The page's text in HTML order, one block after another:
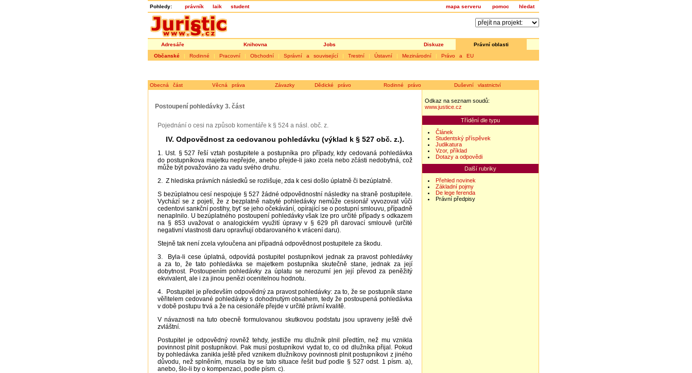
Pohledy: právník laik student mapa serveru pomoc hledat
Adresáře Knihovna Jobs Diskuze
Právní oblasti
Občanské | Rodinné | Pracovní | Obchodní | Správní a související | Trestní | Ústavní | Mezinárodní | Právo a EU
Obecná část Věcná práva Závazky Dědické právo Rodinné právo Duševní vlastnictví
Postoupení pohledávky 3. část
Pojednání o cesi na způsob komentáře k § 524 a násl. obč. z.
IV. Odpovědnost za cedovanou pohledávku (výklad k § 527 obč. z.).
1. Ust. § 527 řeší vztah postupitele a postupníka pro případy, kdy cedovaná pohledávka
do postupníkova majetku nepřejde, anebo přejde-li jako zcela nebo zčásti nedobytná, což
může být považováno za vadu svého druhu.
2. Z hlediska právních následků se rozlišuje, zda k cesi došlo úplatně či bezúplatně.
S bezúplatnou cesí nespojuje § 527 žádné odpovědnostní následky na straně postupitele.
Vychází se z pojetí, že z bezplatně nabyté pohledávky nemůže cesionář vyvozovat vůči
cedentovi sankční postihy, byť se jeho očekávání, opírající se o postupní smlouvu, případně
nenaplnilo. U bezúplatného postoupení pohledávky však lze pro určité případy s odkazem
na § 853 uvažovat o analogickém využití úpravy v § 629 při darovací smlouvě (určité
negativní vlastnosti daru opravňují obdarovaného k vrácení daru).
Stejně tak není zcela vyloučena ani případná odpovědnost postupitele za škodu.
3. Byla-li cese úplatná, odpovídá postupitel postupníkovi jednak za pravost pohledávky
a za to, že tato pohledávka se majetkem postupníka skutečně stane, jednak za její
dobytnost. Postoupením pohledávky za úplatu se nerozumí jen její převod za peněžitý
ekvivalent, ale i za jinou penězi ocenitelnou hodnotu.
4. Postupitel je především odpovědný za pravost pohledávky: za to, že se postupník stane
věřitelem cedované pohledávky s dohodnutým obsahem, tedy že postoupená pohledávka
v době postupu trvá a že na cesionáře přejde v určité právní kvalitě.
V návaznosti na tuto obecně formulovanou skutkovou podstatu jsou upraveny ještě dvě
zvláštní.
Postupitel je odpovědný rovněž tehdy, jestliže mu dlužník plnil předtím, než mu vznikla
povinnost plnit postupníkovi. Pak musí postupníkovi vydat to, co od dlužníka přijal. Pokud
by pohledávka zanikla ještě před vznikem dlužníkovy povinnosti plnit postupníkovi z jiného
důvodu, než splněním, musela by se tato situace řešit buď podle § 527 odst. 1 písm. a),
anebo, šlo-li by o kompenzaci, podle písm. c).
Odkaz na seznam soudů:
www.justice.cz
Třídění dle typu
Článek
Studentský příspěvek
Judikatura
Vzor, příklad
Dotazy a odpovědi
Další rubriky
Přehled novinek
Základní pojmy
De lege ferenda
Právní předpisy